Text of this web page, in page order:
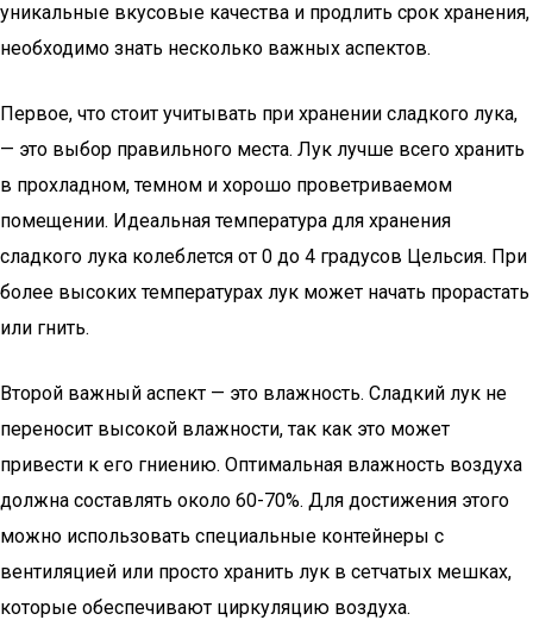
уникальные вкусовые качества и продлить срок хранения,
необходимо знать несколько важных аспектов.
Первое, что стоит учитывать при хранении сладкого лука,
— это выбор правильного места. Лук лучше всего хранить
в прохладном, темном и хорошо проветриваемом
помещении. Идеальная температура для хранения
сладкого лука колеблется от 0 до 4 градусов Цельсия. При
более высоких температурах лук может начать прорастать
или гнить.
Второй важный аспект — это влажность. Сладкий лук не
переносит высокой влажности, так как это может
привести к его гниению. Оптимальная влажность воздуха
должна составлять около 60-70%. Для достижения этого
можно использовать специальные контейнеры с
вентиляцией или просто хранить лук в сетчатых мешках,
которые обеспечивают циркуляцию воздуха.